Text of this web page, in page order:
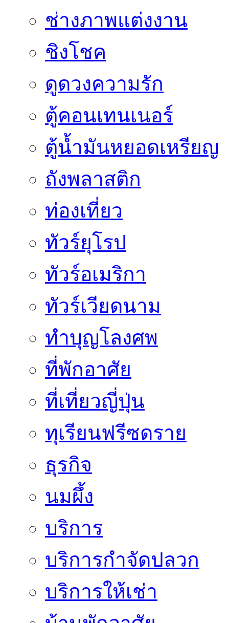
ช่างภาพแต่งงาน
ชิงโชค
ดูดวงความรัก
ตู้คอนเทนเนอร์
ตู้น้ำมันหยอดเหรียญ
ถังพลาสติก
ท่องเที่ยว
ทัวร์ยุโรป
ทัวร์อเมริกา
ทัวร์เวียดนาม
ทำบุญโลงศพ
ที่พักอาศัย
ที่เที่ยวญี่ปุ่น
ทุเรียนฟรีซดราย
ธุรกิจ
นมผึ้ง
บริการ
บริการกำจัดปลวก
บริการให้เช่า